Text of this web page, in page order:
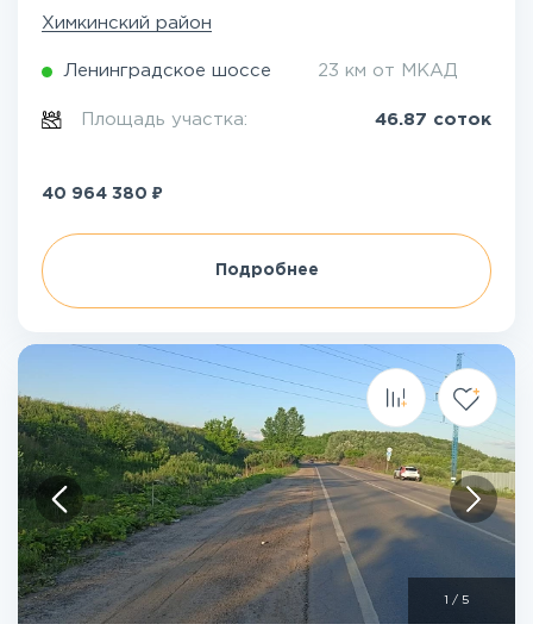
Химкинский район
Ленинградское шоссе 23 км от МКАД
Площадь участка: 46.87 соток
40 964 380 ₽
Подробнее
/ 5